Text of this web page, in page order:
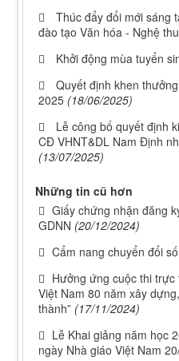
Thúc đẩy đổi mới sáng
đào tạo Văn hóa - Nghệ
Khởi động mùa tuyển
Quyết định khen
2025 (18/06/2025)
Lễ công bố quyết định
CĐ VHNT&DL Nam Định
(13/07/2025)
Những tin cũ hơn
Giấy chứng nhận đăng
GDNN (20/12/2024)
Cẩm nang chuyển đổi số
Hưởng ứng cuộc thi trực
Việt Nam 80 năm xây
thành” (17/11/2024)
Lễ Khai giảng năm học
ngày Nhà giáo Việt Nam